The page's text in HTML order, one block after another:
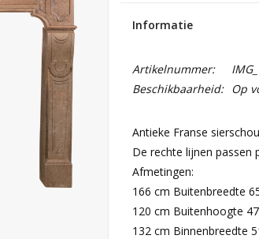
Informatie
Artikelnummer:
Beschikbaarheid:
Op
Antieke Franse
De rechte lijnen passen
Afmetingen:
166 cm Buitenbreedte
120 cm Buitenhoogte
132 cm Binnenbreedte